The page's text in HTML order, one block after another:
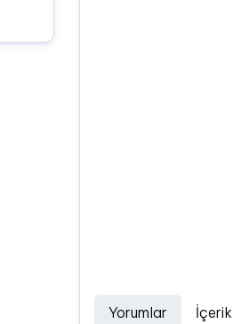
Yorumlar